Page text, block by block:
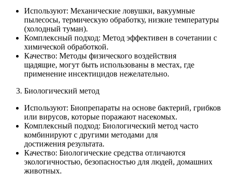
Используют: Механические ловушки, вакуумные
пылесосы, термическую обработку, низкие температуры
(холодный туман).
Комплексный подход: Метод эффективен в сочетании с
химической обработкой.
Качество: Методы физического воздействия
щадящие, могут быть использованы в местах, где
применение инсектицидов нежелательно.
Биологический метод
Используют: Биопрепараты на основе бактерий, грибков
или вирусов, которые поражают насекомых.
Комплексный подход: Биологический метод часто
комбинируют с другими методами для
достижения результата.
Качество: Биологические средства отличаются
экологичностью, безопасностью для людей, домашних
животных.